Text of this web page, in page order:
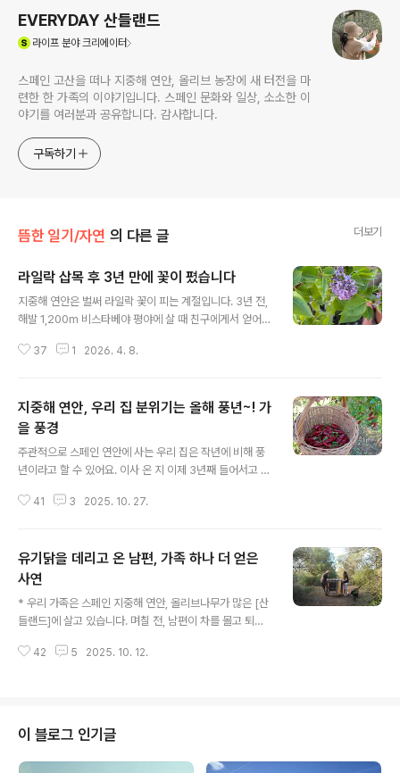
EVERYDAY 산들랜드
라이프 분야 크리에이터
스페인 고산을 떠나 지중해 연안, 올리브 농장에 새 터전을 마
련한 한 가족의 이야기입니다. 스페인 문화와 일상, 소소한 이
야기를 여러분과 공유합니다. 감사합니다.
구독하기
뜸한 일기/자연 의 다른 글 더보기
라일락 삽목 후 3년 만에 꽃이 폈습니다
지중해 연안은 벌써 라일락 꽃이 피는 계절입니다. 3년 전,
해발 1,200m 비스타베야 평야에 살 때 친구에게서 얻어
그리고 3년이 흐르고... 올해 처음으로 그 라일락 가지가 자
조밀하며 작습니다. ^^어찌 됐던 스페인어로는 릴로(Lilo)
라고 하는데, 정원용으로 많이들 키우는 듯합니다. 하지만
지중해 연안은 겨울 기온이 잘 내려가지 않아 라일락 꽃이
잘 피지 않는다고 해요. 우리 집은 겨울에 영하로 떨어지는
날이 많아 그나마 라일락 키우기에는 적격인 것 같아요. 라
일락은 추운 겨울을 나야 꽃이 잘 핀다고 합니다. 이렇게 아
37 1 2026. 4. 8.
지중해 연안, 우리 집 분위기는 올해 풍년~! 가
을 풍경
주관적으로 스페인 연안에 사는 우리 집은 작년에 비해 풍
년이라고 할 수 있어요. 이사 온 지 이제 3년째 들어서고 있
습니다. 🍀 물론, 앞으로 이것보다 더 잘 자랄 수 있고, 더
여 드릴게요. 4일 정도 폭우가 엄청나게 내렸는데, 버섯이
막 피어나기 시작했어요. 해발 1,200m 고산에 살 때 식용
가능한 버섯을 다 섭렵했는데, 이곳에서는 식용 가능 버섯
에 대해 알 도리가 없더라고요. 도시 외곽이라 버섯이 난다
해도 고산처럼 다양하지 않고, 또 매력적으로 보이지 않더
라고요. 어쨌거나 버섯이 난 모습은 동화 읽는 마음처럼 순
41 3 2025. 10. 27.
유기닭을 데리고 온 남편, 가족 하나 더 얻은
사연
* 우리 가족은 스페인 지중해 연안, 올리브나무가 많은 [산
들랜드]에 살고 있습니다. 며칠 전, 남편이 차를 몰고 퇴근
옆에 닭을 내려놓고 가려는 것이었습니다.남편은 차를 세
돼지며... 반려동물로 키우는 사람들이 늘었다고 하는데, 이
닭은 사람 손을 많이 거쳤는지 굉장히 온순한 동물이었다
고 하네요. 아무래도 반려닭으로 키운 듯...) 근처 자연공원
42 5 2025. 10. 12.
이 블로그 인기글